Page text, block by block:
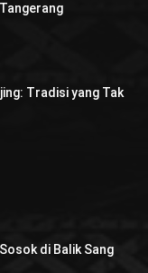
Tradisi yang Tak
di Balik Sang